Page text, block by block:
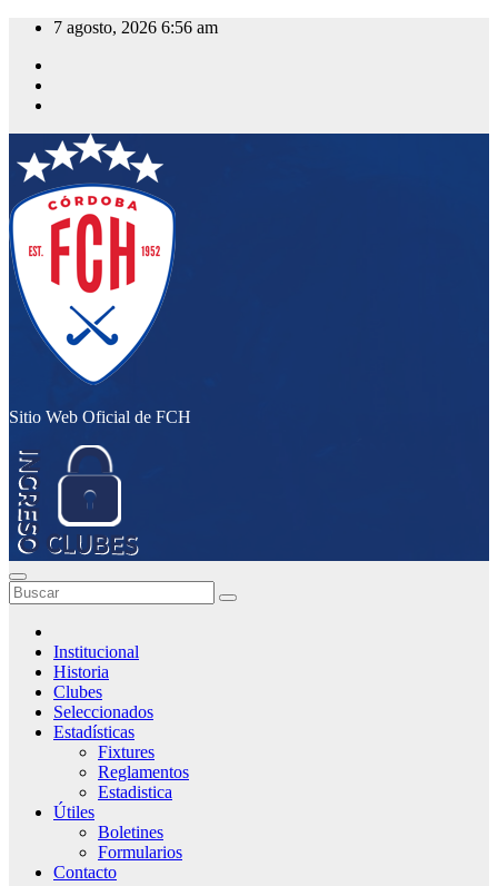
Saltar
contenido
7 agosto, 2026 6:56 am
Sitio Web Oficial de FCH
Institucional
Historia
Clubes
Seleccionados
Estadísticas
Fixtures
Reglamentos
Estadistica
Útiles
Boletines
Formularios
Contacto